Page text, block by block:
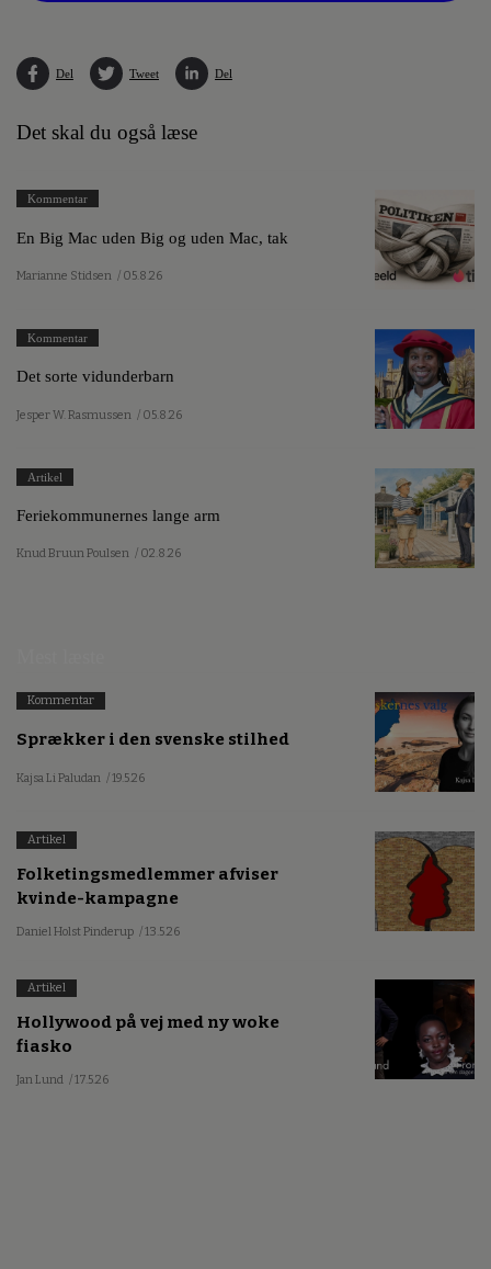
Del Tweet Del
Det skal du også læse
Kommentar
En Big Mac uden Big og uden Mac, tak
Marianne Stidsen / 05.8.26
Kommentar
Det sorte vidunderbarn
Jesper W. Rasmussen / 05.8.26
Artikel
Feriekommunernes lange arm
Knud Bruun Poulsen / 02.8.26
Kommentar
Sprækker i den svenske stilhed
Kajsa Li Paludan / 19.5.26
Artikel
Folketingsmedlemmer afviser
kvinde-kampagne
Daniel Holst Pinderup / 13.5.26
Artikel
Hollywood på vej med ny woke
fiasko
Jan Lund / 17.5.26